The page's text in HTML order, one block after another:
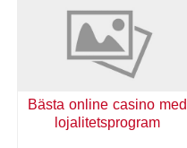
Bästa online casino med
lojalitetsprogram